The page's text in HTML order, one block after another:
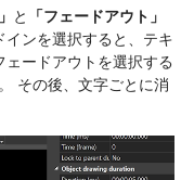
と
「フェードアウト」
ンを選択すると、テキ
ードアウトを選択する
その後、文字ごとに消